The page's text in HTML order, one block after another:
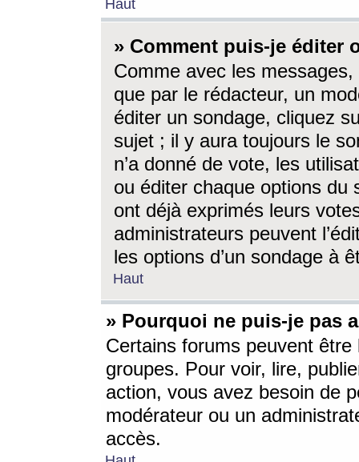
Haut
» Comment puis-je éditer
Comme avec les
que par le rédacteur, un
éditer un sondage, cliquez
sujet ; il y aura toujours le
n’a donné de vote, les
ou éditer chaque options du
ont déjà exprimés leurs
administrateurs peuvent
les options d’un sondage à
Haut
» Pourquoi ne puis-je pas
Certains forums peuvent être
groupes. Pour voir, lire,
action, vous avez besoin de
modérateur ou un
accès.